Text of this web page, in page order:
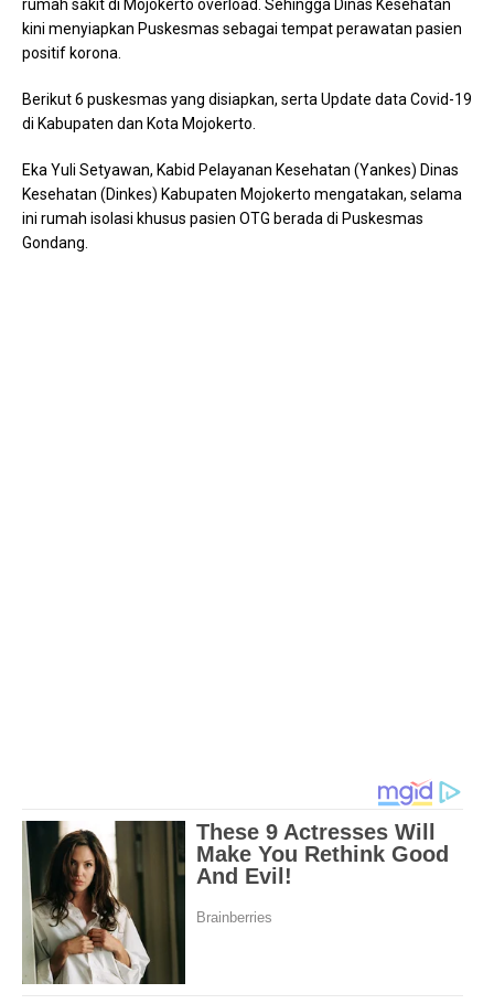
rumah sakit di Mojokerto overload. Sehingga Dinas Kesehatan
kini menyiapkan Puskesmas sebagai tempat perawatan pasien
positif korona.
Berikut 6 puskesmas yang disiapkan, serta Update data Covid-19
di Kabupaten dan Kota Mojokerto.
Eka Yuli Setyawan, Kabid Pelayanan Kesehatan (Yankes) Dinas
Kesehatan (Dinkes) Kabupaten Mojokerto mengatakan, selama
ini rumah isolasi khusus pasien OTG berada di Puskesmas
Gondang.